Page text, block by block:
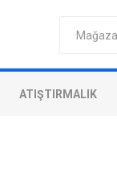
ATIŞTIRMALIK